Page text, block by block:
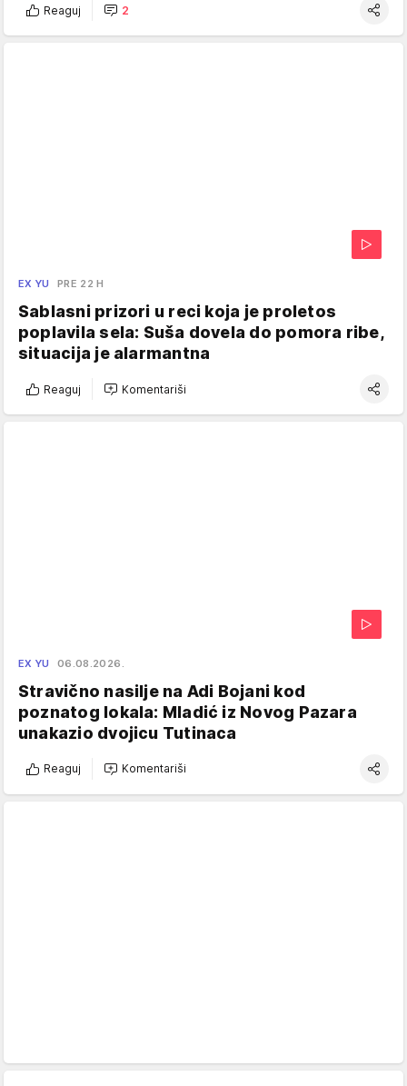
Reaguj 2
EX YU PRE 22 H
Sablasni prizori u reci koja je proletos
poplavila sela: Suša dovela do pomora ribe,
situacija je alarmantna
Reaguj Komentariši
EX YU 06.08.2026.
Stravično nasilje na Adi Bojani kod
poznatog lokala: Mladić iz Novog Pazara
unakazio dvojicu Tutinaca
Reaguj Komentariši